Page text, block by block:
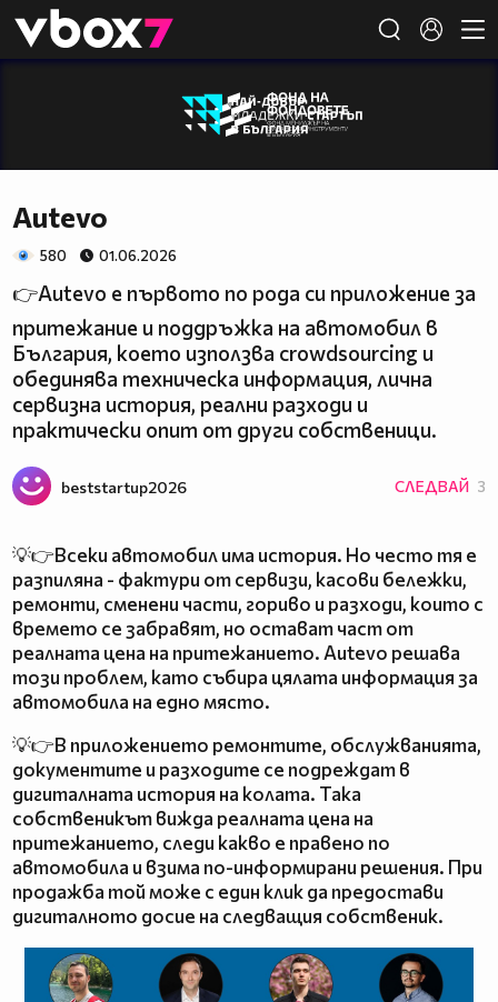
👾
Autevo
580 01.06.2026
👉Autevo е първото по рода си приложение за
притежание и поддръжка на автомобил в
България, което използва crowdsourcing и
обединява техническа информация, лична
сервизна история, реални разходи и
практически опит от други собственици.
beststartup2026 СЛЕДВАЙ 3
💡👉Всеки автомобил има история. Но често тя е
разпиляна - фактури от сервизи, касови бележки,
ремонти, сменени части, гориво и разходи, които с
времето се забравят, но остават част от
реалната цена на притежанието. Autevo решава
този проблем, като събира цялата информация за
автомобила на едно място.
💡👉В приложението ремонтите, обслужванията,
документите и разходите се подреждат в
дигиталната история на колата. Така
собственикът вижда реалната цена на
притежанието, следи какво е правено по
автомобила и взима по-информирани решения. При
продажба той може с един клик да предостави
дигиталното досие на следващия собственик.